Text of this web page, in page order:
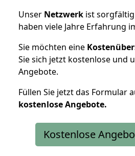
Unser Netzwerk ist
haben viele Jahre Erfahrung
Sie möchten eine
Sie sich jetzt kostenlose und
Angebote.
Füllen Sie jetzt das Formular
kostenloseAngebote.
Kostenlose